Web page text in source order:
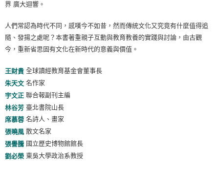
界 廣大迴響。
人們常認為時代不同，感嘆今不如昔，然而傳統文化又究竟有什麼值得追
隨、發揚之處呢？本書著重親子互動與教育教養的實踐與討論，由古觀
今，重新省思固有文化在新時代的意義與價值。
王財貴 全球讀經教育基金會董事長
朱天文 名作家
宇文正 聯合報副刊主編
林谷芳 臺北書院山長
席慕蓉 名詩人、畫家
張曉風 散文名家
張譽騰 國立歷史博物館館長
劉必榮 東吳大學政治系教授